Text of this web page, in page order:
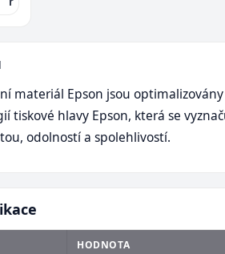
materiál Epson jsou
tiskové hlavy Epson, která se
odolností a spolehlivostí.
HODNOTA